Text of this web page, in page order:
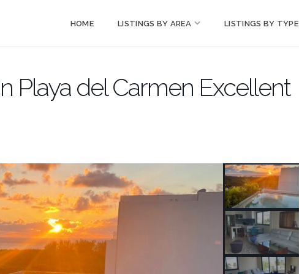
HOME LISTINGS BY AREA LISTINGS BY TYPE
Playa del Carmen Excellent